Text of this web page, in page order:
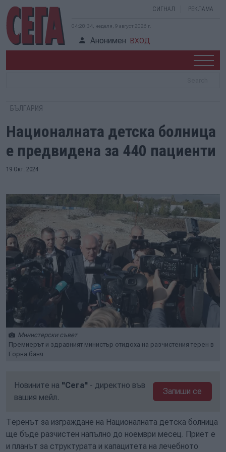
СИГНАЛ РЕКЛАМА
04:28:35, неделя, 9 август 2026 г.
Анонимен ВХОД
БЪЛГАРИЯ
Националната детска болница
е предвидена за 440 пациенти
19 Окт. 2024
Министерски съвет
Премиерът и здравният министър отидоха на разчистения терен в
Горна баня
Новините на "Сега" - директно във
вашия мейл.
Запиши се
Теренът за изграждане на Националната детска болница
ще бъде разчистен напълно до ноември месец. Приет е
и планът за структурата и капацитета на лечебното